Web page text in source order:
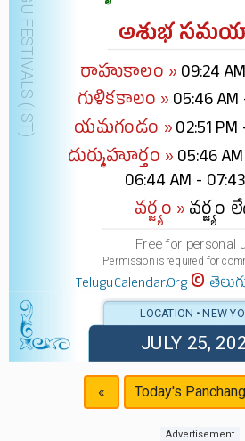
అశుభ
రాహుకాలం » 09:24
గుళికకాలం » 05:46 AM
యమగండం »02:51
దుర్ముహూర్తం » 05:46
06:44 AM -
వర్జ్యం » వర్జ్యం
Free for personal
Permission is required for
TeluguCalendar.Org©
LOCATION • NEW
JULY 25,
« Today's
Advertisement